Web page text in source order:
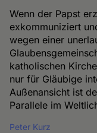
Wenn der Papst
exkommuniziert
wegen einer
katholischen
nur für Gläubige
Außenansicht ist
Parallele im
Peter Kurz